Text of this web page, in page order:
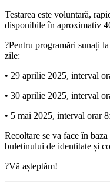
Testarea este voluntară,
disponibile în aproximativ
?Pentru programări sunați
zile:
• 29 aprilie 2025, interval
• 30 aprilie 2025, interval
• 5 mai 2025, interval orar
Recoltare se va face în
buletinului de identitate și
?Vă așteptăm!